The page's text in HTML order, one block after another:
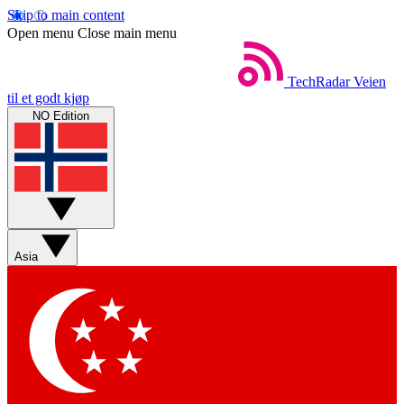
Skip to main content
Open menu Close main menu
TechRadar Veien
til et godt kjøp
NO Edition
Asia